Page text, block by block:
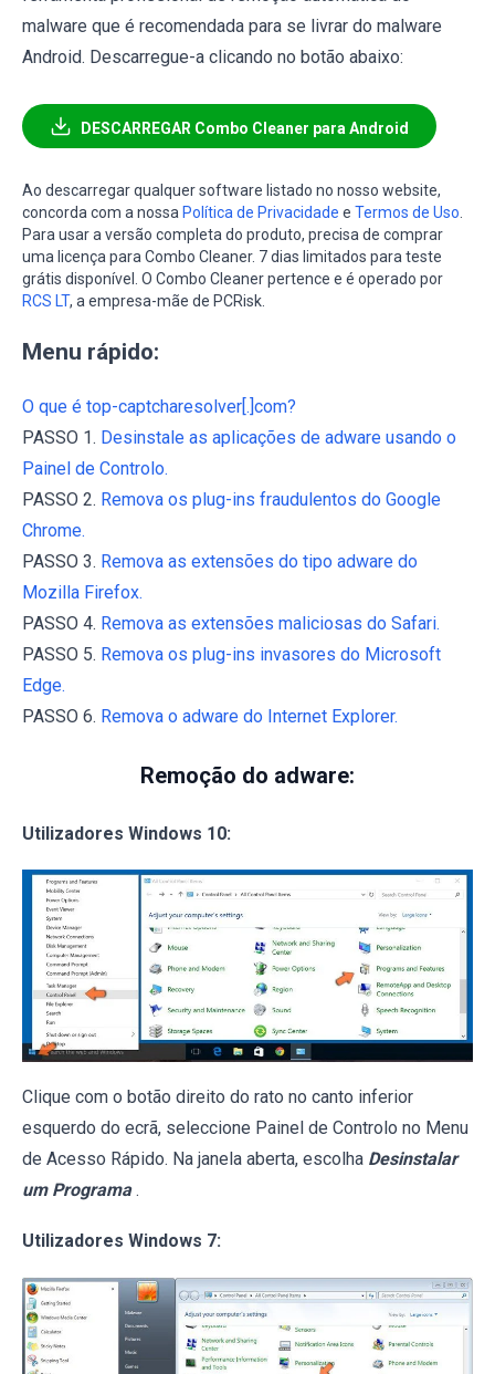
malware que é recomendada para se livrar do malware
Android. Descarregue-a clicando no botão abaixo:
DESCARREGAR Combo Cleaner para Android
Ao descarregar qualquer software listado no nosso website,
concorda com a nossa Política de Privacidade e Termos de Uso
Para usar a versão completa do produto, precisa de comprar
uma licença para Combo Cleaner. 7 dias limitados para teste
grátis disponível. O Combo Cleaner pertence e é operado por
RCS LT, a empresa-mãe de PCRisk.
Menu rápido:
O que é top-captcharesolver[.]com?
PASSO 1. Desinstale as aplicações de adware usando o
Painel de Controlo.
PASSO 2. Remova os plug-ins fraudulentos do Google
Chrome.
PASSO 3. Remova as extensões do tipo adware do
Mozilla Firefox.
PASSO 4. Remova as extensões maliciosas do Safari.
PASSO 5. Remova os plug-ins invasores do Microsoft
Edge.
PASSO 6. Remova o adware do Internet Explorer.
Remoção do adware:
Utilizadores Windows 10:
Clique com o botão direito do rato no canto inferior
esquerdo do ecrã, seleccione Painel de Controlo no Menu
de Acesso Rápido. Na janela aberta, escolha Desinstalar
um Programa .
Utilizadores Windows 7: